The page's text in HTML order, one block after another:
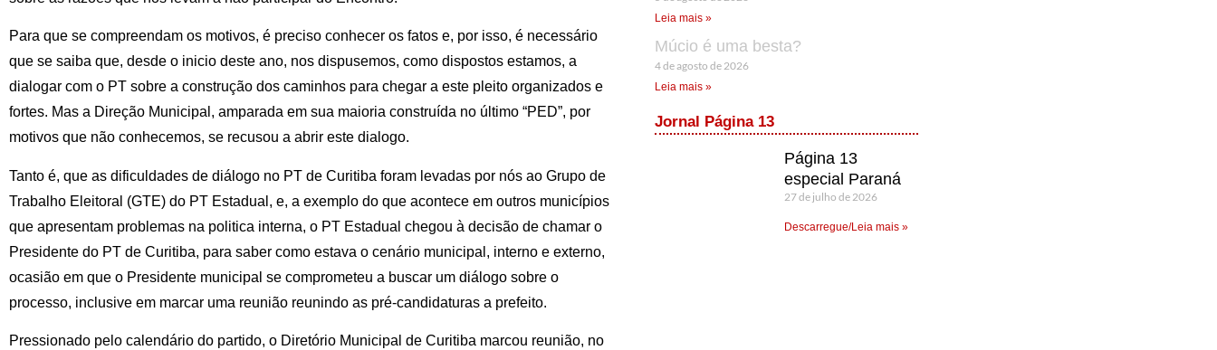
Para que se compreendam os motivos, é preciso conhecer os fatos e, por isso, é necessário
que se saiba que, desde o inicio deste ano, nos dispusemos, como dispostos estamos, a
dialogar com o PT sobre a construção dos caminhos para chegar a este pleito organizados e
fortes. Mas a Direção Municipal, amparada em sua maioria construída no último “PED”, por
motivos que não conhecemos, se recusou a abrir este dialogo.
Tanto é, que as dificuldades de diálogo no PT de Curitiba foram levadas por nós ao Grupo de
Trabalho Eleitoral (GTE) do PT Estadual, e, a exemplo do que acontece em outros municípios
que apresentam problemas na politica interna, o PT Estadual chegou à decisão de chamar o
Presidente do PT de Curitiba, para saber como estava o cenário municipal, interno e externo,
ocasião em que o Presidente municipal se comprometeu a buscar um diálogo sobre o
processo, inclusive em marcar uma reunião reunindo as pré-candidaturas a prefeito.
Pressionado pelo calendário do partido, o Diretório Municipal de Curitiba marcou reunião, no
Leia mais »
Múcio é uma besta?
4 de agosto de 2026
Leia mais »
Jornal Página 13
Página 13
especial Paraná
27 de julho de 2026
Descarregue/Leia mais »